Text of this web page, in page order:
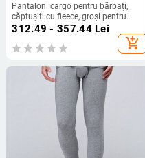
Pantaloni cargo pentru bărbați,
căptușiți cu fleece, groși pentru
toamnă și iarnă, croială dreaptă, stil
casual, inspirați de design japonez
312.49 - 357.44Lei
add_shopping_cart